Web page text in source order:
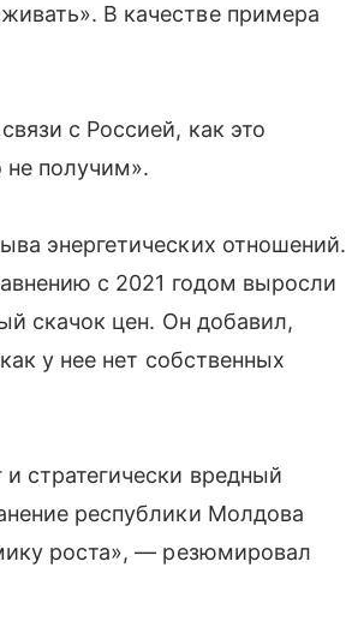
В качестве примера
с Россией, как это
не получим».
энергетических отношений.
с 2021 годом выросли
скачок цен. Он добавил,
у нее нет собственных
стратегически вредный
республики Молдова
роста», — резюмировал